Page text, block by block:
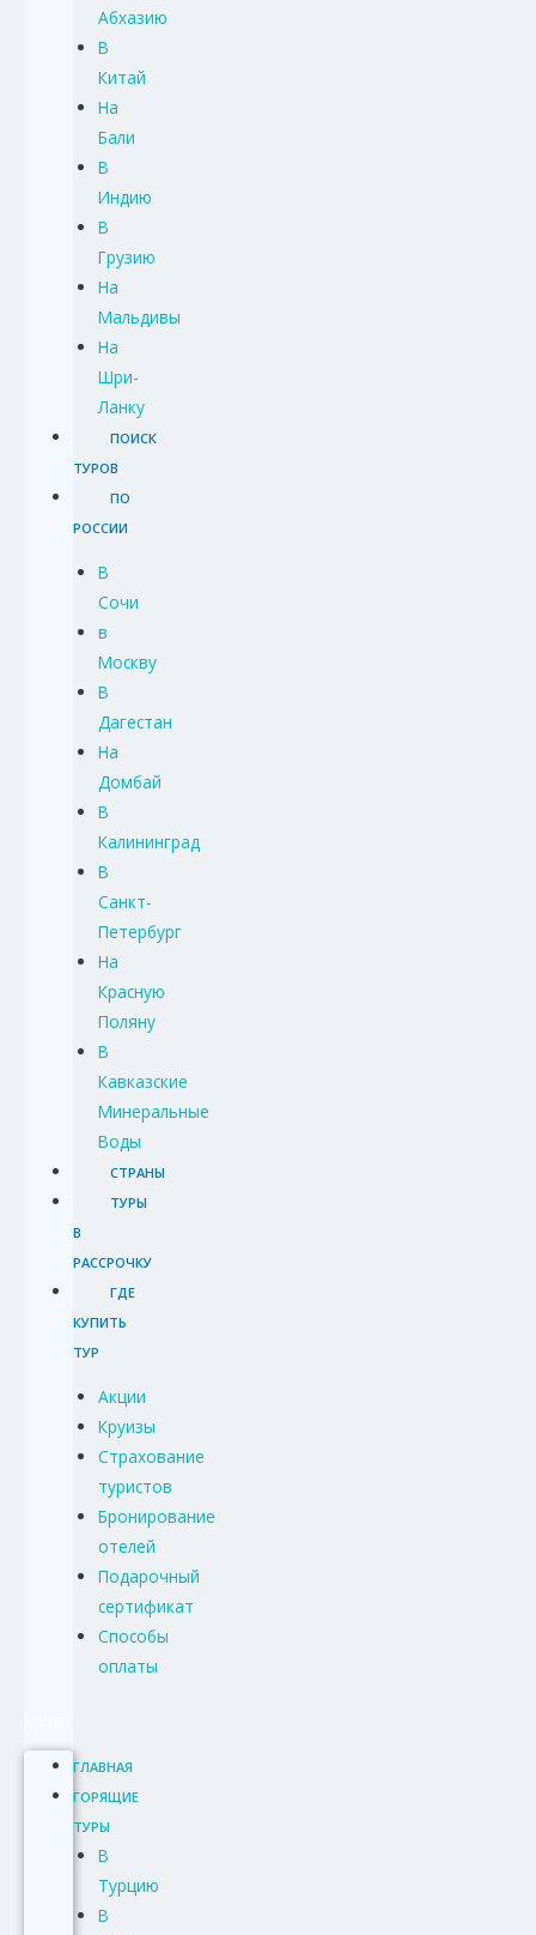
Абхазию
В
Китай
На
Бали
В
Индию
В
Грузию
На
Мальдивы
На
Шри-
Ланку
ПОИСК
ТУРОВ
ПО
РОССИИ
В
Сочи
в
Москву
В
Дагестан
На
Домбай
В
Калининград
В
Санкт-
Петербург
На
Красную
Поляну
В
Кавказские
Минеральные
Воды
СТРАНЫ
ТУРЫ
В
РАССРОЧКУ
ГДЕ
КУПИТЬ
ТУР
Акции
Круизы
Страхование
туристов
Бронирование
отелей
Подарочный
сертификат
Способы
оплаты
ГЛАВНАЯ
ГОРЯЩИЕ
ТУРЫ
В
Турцию
В